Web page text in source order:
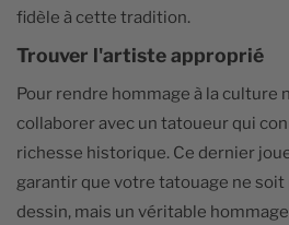
fidèle à cette tradition.
Trouver l'artiste approprié
Pour rendre hommage à la culture
collaborer avec un tatoueur qui
richesse historique. Ce dernier
garantir que votre tatouage ne soit
dessin, mais un véritable